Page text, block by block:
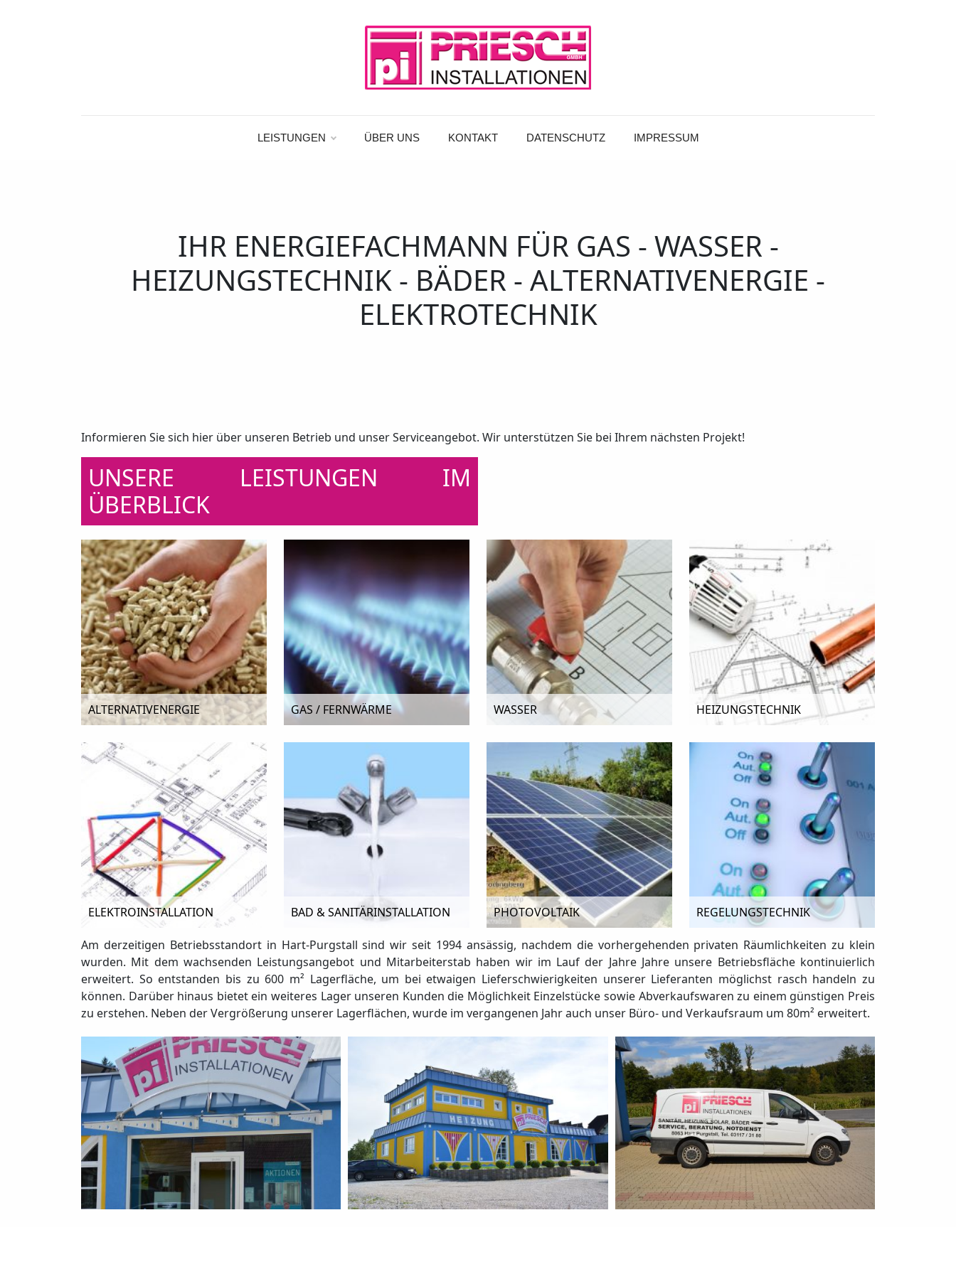
LEISTUNGEN ÜBER UNS KONTAKT DATENSCHUTZ IMPRESSUM
IHR ENERGIEFACHMANN FÜR GAS - WASSER -
HEIZUNGSTECHNIK - BÄDER - ALTERNATIVENERGIE -
ELEKTROTECHNIK
Informieren Sie sich hier über unseren Betrieb und unser Serviceangebot. Wir unterstützen Sie bei Ihrem nächsten Projekt!
UNSERE LEISTUNGEN IM
ÜBERBLICK
ALTERNATIVENERGIE GAS / FERNWÄRME WASSER HEIZUNGSTECHNIK
ELEKTROINSTALLATION BAD & SANITÄRINSTALLATION PHOTOVOLTAIK REGELUNGSTECHNIK
Am derzeitigen Betriebsstandort in Hart-Purgstall sind wir seit 1994 ansässig, nachdem die vorhergehenden privaten Räumlichkeiten zu klein
wurden. Mit dem wachsenden Leistungsangebot und Mitarbeiterstab haben wir im Lauf der Jahre Jahre unsere Betriebsfläche kontinuierlich
erweitert. So entstanden bis zu 600 m² Lagerfläche, um bei etwaigen Lieferschwierigkeiten unserer Lieferanten möglichst rasch handeln zu
können. Darüber hinaus bietet ein weiteres Lager unseren Kunden die Möglichkeit Einzelstücke sowie Abverkaufswaren zu einem günstigen Preis
zu erstehen. Neben der Vergrößerung unserer Lagerflächen, wurde im vergangenen Jahr auch unser Büro- und Verkaufsraum um 80m² erweitert.